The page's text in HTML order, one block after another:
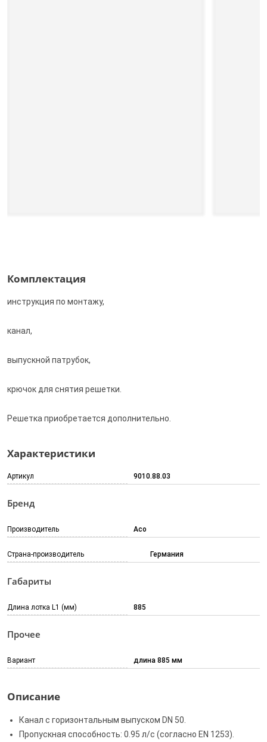
Комплектация
инструкция по монтажу,
канал,
выпускной патрубок,
крючок для снятия решетки.
Решетка приобретается дополнительно.
Характеристики
Артикул 9010.88.03
Бренд
Производитель Aco
Страна-производитель Германия
Габариты
Длина лотка L1 (мм) 885
Прочее
Вариант длина 885 мм
Описание
Канал с горизонтальным выпуском DN 50.
Пропускная способность: 0.95 л/с (согласно EN 1253).